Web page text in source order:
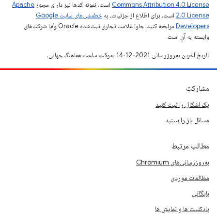
Commons Attribution 4.0 License است. نمونه کدها نیز دارای مجوز Apache
2.0 License است. برای اطلاع از جزئیات، به
خطمشی‌های سایت Google
Developers‏
مراجعه کنید. جاوا علامت تجاری ثبت‌شده Oracle و/یا شرکت‌های
وابسته به آن است.
تاریخ آخرین به‌روزرسانی 2021-12-14 به‌وقت ساعت هماهنگ جهانی.
مشارکت
یک اشکال را ثبت کنید
مسائل باز را ببینید
مطالب مرتبط
به‌روزرسانی‌های Chromium
مطالعات موردی
بایگانی
پادکست ها و نمایش ها